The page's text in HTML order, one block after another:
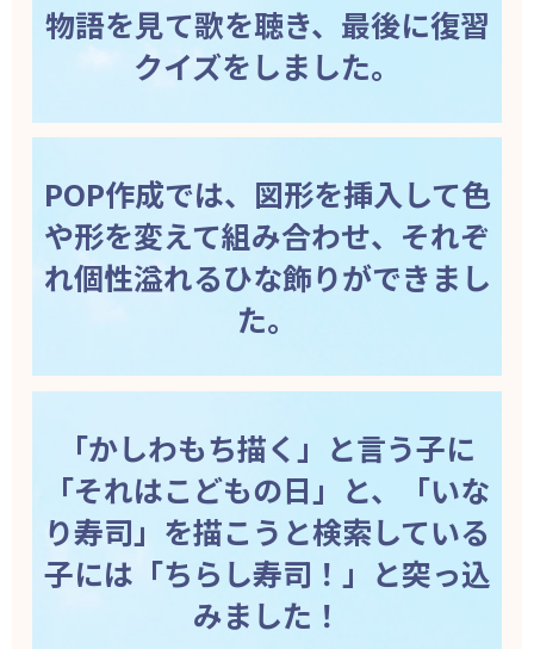
物語を見て歌を聴き、最後に復習
クイズをしました。
POP作成では、図形を挿入して色
や形を変えて組み合わせ、それぞ
れ個性溢れるひな飾りができまし
た。
「かしわもち描く」と言う子に
「それはこどもの日」と、「いな
り寿司」を描こうと検索している
子には「ちらし寿司！」と突っ込
みました！